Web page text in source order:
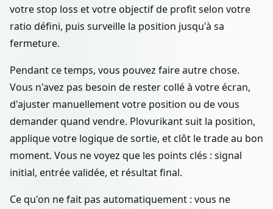
votre stop loss et votre objectif de profit selon votre
ratio défini, puis surveille la position jusqu'à sa
fermeture.
Pendant ce temps, vous pouvez faire autre chose.
Vous n'avez pas besoin de rester collé à votre écran,
d'ajuster manuellement votre position ou de vous
demander quand vendre. Plovurikant suit la position,
applique votre logique de sortie, et clôt le trade au bon
moment. Vous ne voyez que les points clés : signal
initial, entrée validée, et résultat final.
Ce qu'on ne fait pas automatiquement : vous ne